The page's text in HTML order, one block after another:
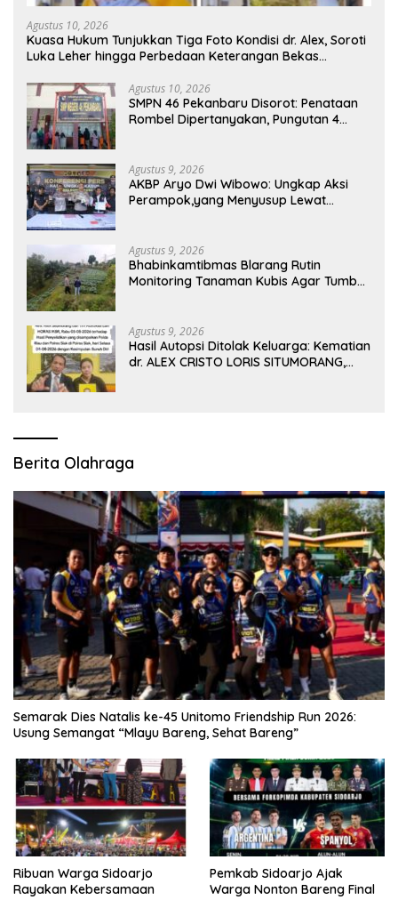
Agustus 10, 2026
Kuasa Hukum Tunjukkan Tiga Foto Kondisi dr. Alex, Soroti
Luka Leher hingga Perbedaan Keterangan Bekas
Agustus 10, 2026
SMPN 46 Pekanbaru Disorot: Penataan
Rombel Dipertanyakan, Pungutan 4
Agustus 9, 2026
AKBP Aryo Dwi Wibowo: Ungkap Aksi
Perampok,yang Menyusup Lewat
Agustus 9, 2026
Bhabinkamtibmas Blarang Rutin
Monitoring Tanaman Kubis Agar Tumbuh
Agustus 9, 2026
Hasil Autopsi Ditolak Keluarga: Kematian
dr. ALEX CRISTO LORIS SITUMORANG,
Berita Olahraga
Semarak Dies Natalis ke-45 Unitomo Friendship Run 2026:
Usung Semangat “Mlayu Bareng, Sehat Bareng”
Ribuan Warga Sidoarjo
Rayakan Kebersamaan
Pemkab Sidoarjo Ajak
Warga Nonton Bareng Final